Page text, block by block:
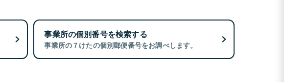
事業所の個別番号を検索する
事業所の７けたの個別郵便番号をお調べします。